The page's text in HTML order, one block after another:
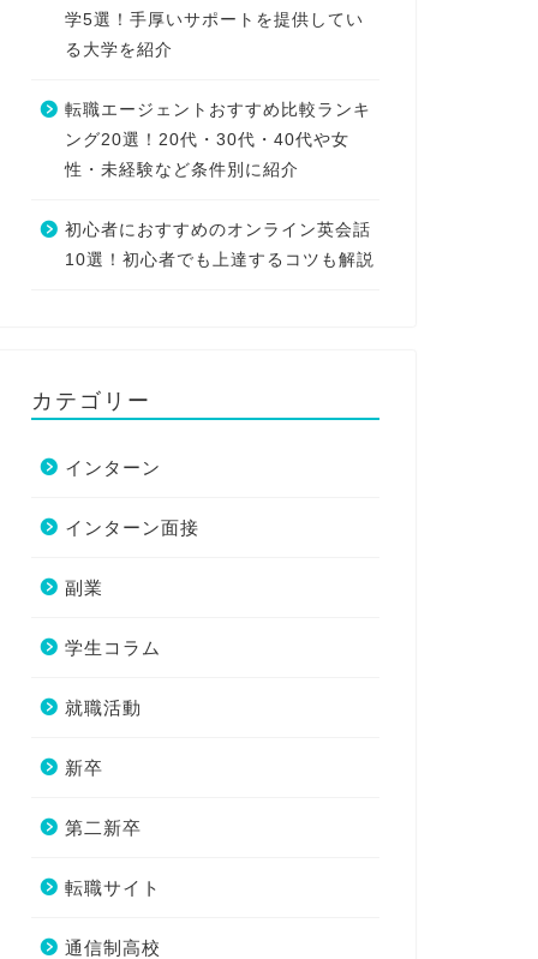
学5選！手厚いサポートを提供してい
る大学を紹介
転職エージェントおすすめ比較ランキ
ング20選！20代・30代・40代や女
性・未経験など条件別に紹介
初心者におすすめのオンライン英会話
10選！初心者でも上達するコツも解説
カテゴリー
インターン
インターン面接
副業
学生コラム
就職活動
新卒
第二新卒
転職サイト
通信制高校